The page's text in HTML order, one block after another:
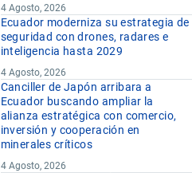
4 Agosto, 2026
Ecuador moderniza su estrategia de
seguridad con drones, radares e
inteligencia hasta 2029
4 Agosto, 2026
Canciller de Japón arribara a
Ecuador buscando ampliar la
alianza estratégica con comercio,
inversión y cooperación en
minerales críticos
4 Agosto, 2026